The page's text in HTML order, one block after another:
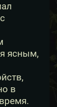
ясным,
в